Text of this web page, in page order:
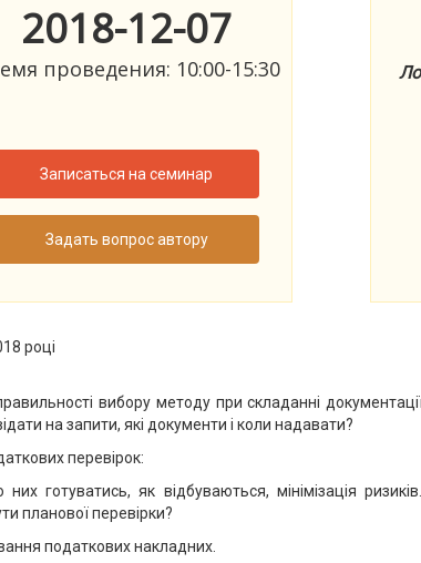
2018-12-07
проведения: 10:00-15:30
Записаться на семинар
Задать вопрос автору
році
вибору методу при складанні
на запити, які документи і коли надавати?
перевірок:
готуватись, як відбуваються, мінімізація
планової перевірки?
податкових накладних.